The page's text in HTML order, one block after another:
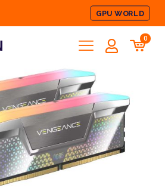
GPU WORLD
0